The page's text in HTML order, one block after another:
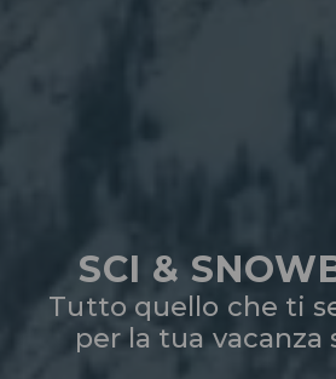
SCI &
Tutto quello che ti
per la tua vacanza